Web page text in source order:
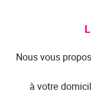
Nous vous
à votre